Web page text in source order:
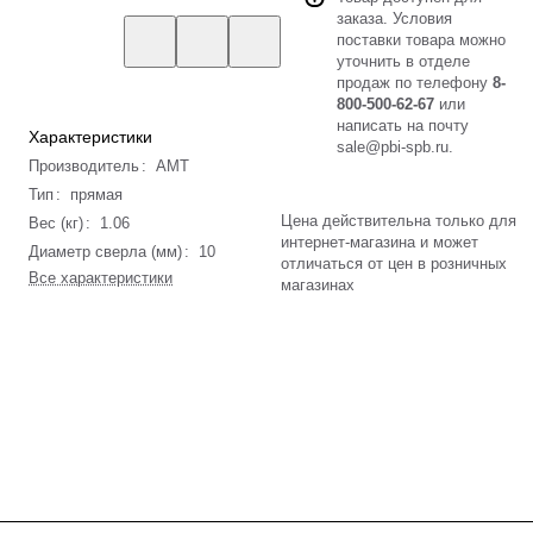
Характеристики
Производитель : AMT
Тип :
прямая
Вес (кг) :
1.06
Диаметр сверла (мм) :
10
Все характеристики
заказа. Условия
поставки товара можно
уточнить в отделе
продаж по телефону 8-
800-500-62-67 или
написать на почту
sale@pbi-spb.ru.
Цена действительна только для
интернет-магазина и может
отличаться от цен в розничных
магазинах